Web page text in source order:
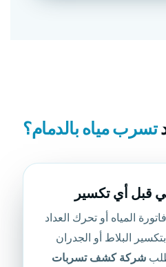
تسرب مياه بالدمام؟
قبل أي تكسير
المياه أو تحرك العداد
البلاط أو الجدران
شركة كشف تسربات